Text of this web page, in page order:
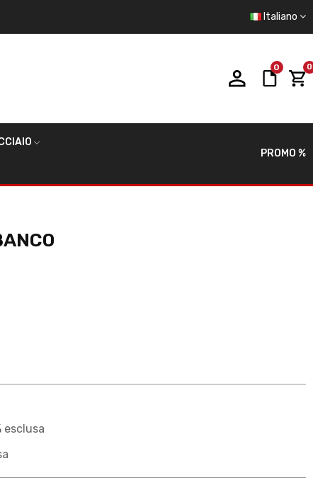
Italiano
0 0
PROMO %
esclusa